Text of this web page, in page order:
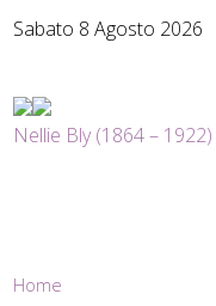
Sabato 8 Agosto 2026
Nellie Bly (1864 – 1922)
Home